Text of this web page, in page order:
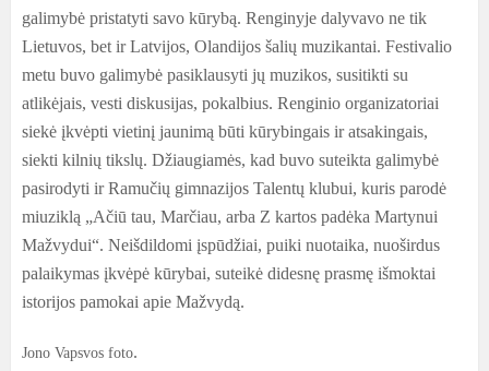
galimybė pristatyti savo kūrybą. Renginyje dalyvavo ne tik
Lietuvos, bet ir Latvijos, Olandijos šalių muzikantai. Festivalio
metu buvo galimybė pasiklausyti jų muzikos, susitikti su
atlikėjais, vesti diskusijas, pokalbius. Renginio organizatoriai
siekė įkvėpti vietinį jaunimą būti kūrybingais ir atsakingais,
siekti kilnių tikslų. Džiaugiamės, kad buvo suteikta galimybė
pasirodyti ir Ramučių gimnazijos Talentų klubui, kuris parodė
miuziklą „Ačiū tau, Marčiau, arba Z kartos padėka Martynui
Mažvydui“. Neišdildomi įspūdžiai, puiki nuotaika, nuoširdus
palaikymas įkvėpė kūrybai, suteikė didesnę prasmę išmoktai
istorijos pamokai apie Mažvydą.
Jono Vapsvos foto.